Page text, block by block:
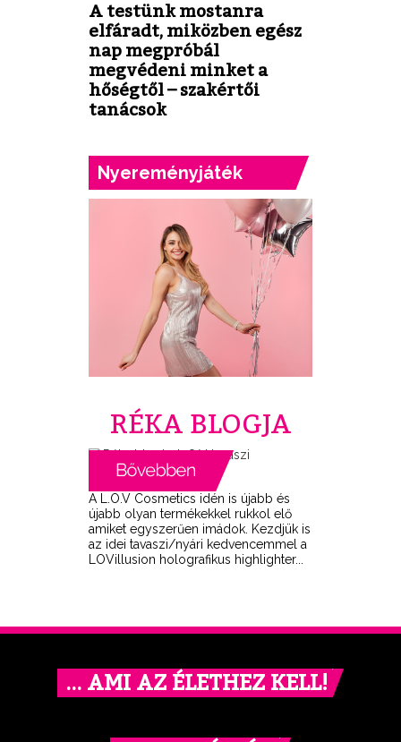
A testünk mostanra
elfáradt, miközben egész
nap megpróbál
megvédeni minket a
hőségtől – szakértői
tanácsok
Nyereményjáték
RÉKA BLOGJA
A L.O.V Cosmetics idén is újabb és
újabb olyan termékekkel rukkol elő
amiket egyszerűen imádok. Kezdjük is
az idei tavaszi/nyári kedvencemmel a
LOVillusion holografikus highlighter...
… AMI AZ ÉLETHEZ KELL!